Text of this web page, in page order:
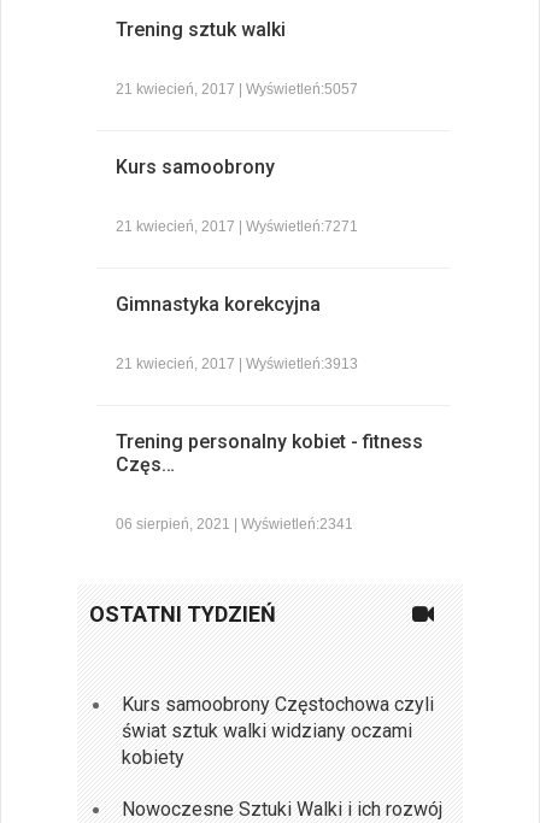
Trening sztuk walki
21 kwiecień, 2017 | Wyświetleń:5057
Kurs samoobrony
21 kwiecień, 2017 | Wyświetleń:7271
Gimnastyka korekcyjna
21 kwiecień, 2017 | Wyświetleń:3913
Trening personalny kobiet - fitness
Częs…
06 sierpień, 2021 | Wyświetleń:2341
OSTATNI TYDZIEŃ
Kurs samoobrony Częstochowa czyli
świat sztuk walki widziany oczami
kobiety
Nowoczesne Sztuki Walki i ich rozwój